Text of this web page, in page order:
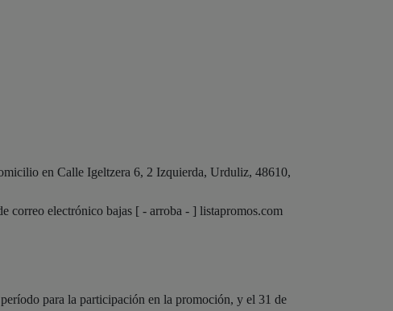
en Calle Igeltzera 6, 2 Izquierda, Urduliz, 48610,
correo electrónico bajas [ - arroba - ] listapromos.com
para la participación en la promoción, y el 31 de